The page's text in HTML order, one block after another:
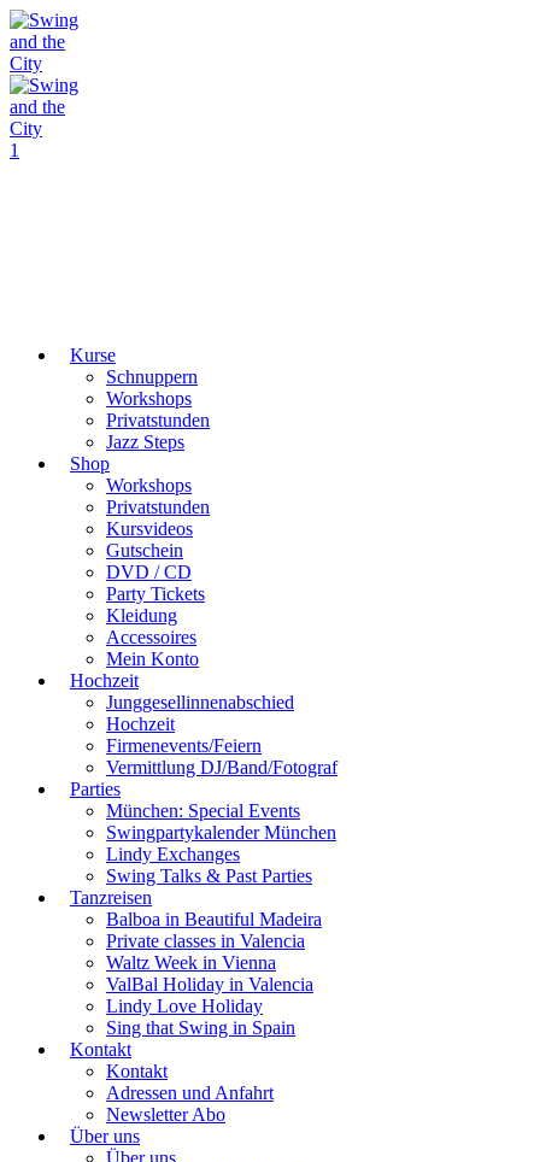
1
Kurse
Schnuppern
Workshops
Privatstunden
Jazz Steps
Shop
Workshops
Privatstunden
Kursvideos
Gutschein
DVD / CD
Party Tickets
Kleidung
Accessoires
Mein Konto
Hochzeit
Junggesellinnenabschied
Hochzeit
Firmenevents/Feiern
Vermittlung DJ/Band/Fotograf
Parties
München: Special Events
Swingpartykalender München
Lindy Exchanges
Swing Talks & Past Parties
Tanzreisen
Balboa in Beautiful Madeira
Private classes in Valencia
Waltz Week in Vienna
ValBal Holiday in Valencia
Lindy Love Holiday
Sing that Swing in Spain
Kontakt
Kontakt
Adressen und Anfahrt
Newsletter Abo
Über uns
Über uns